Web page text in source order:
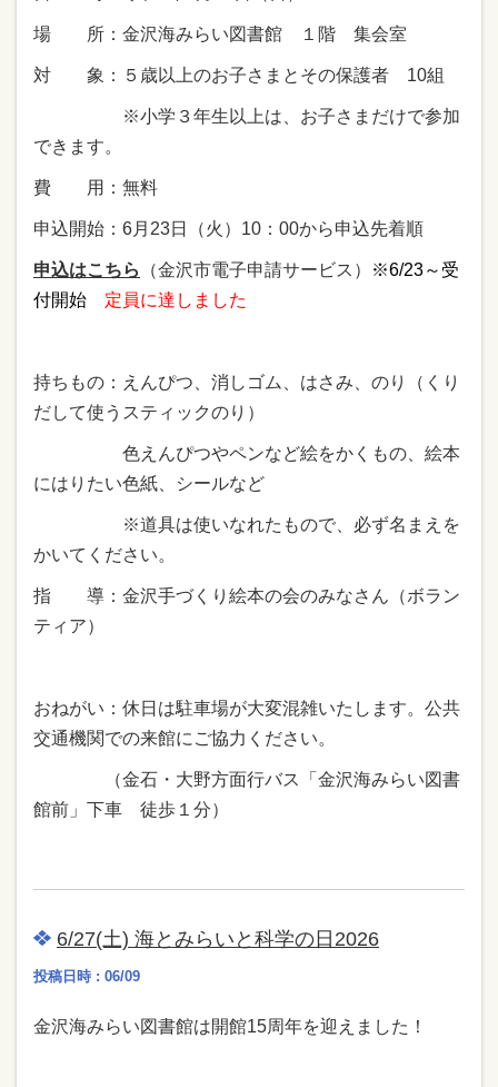
場 所：金沢海みらい図書館 １階 集会室
対 象：５歳以上のお子さまとその保護者 10組
※小学３年生以上は、お子さまだけで参加
できます。
費 用：無料
申込開始：6月23日（火）10：00から申込先着順
申込はこちら （金沢市電子申請サービス）
※6/23～受
付開始 定員に達しました
持ちもの：えんぴつ、消しゴム、はさみ、のり（くり
だして使うスティックのり）
色えんぴつやペンなど絵をかくもの、絵本
にはりたい色紙、シールなど
※道具は使いなれたもので、必ず名まえを
かいてください。
指 導：金沢手づくり絵本の会のみなさん（ボラン
ティア）
おねがい：休日は駐車場が大変混雑いたします。 公共
交通機関での来館にご協力ください。
（金石・大野方面行バス「金沢海みらい図書
館前」下車 徒歩１分）
6/27(土) 海とみらいと科学の日2026
投稿日時 : 06/09
金沢海みらい図書館は開館15周年を迎えました！